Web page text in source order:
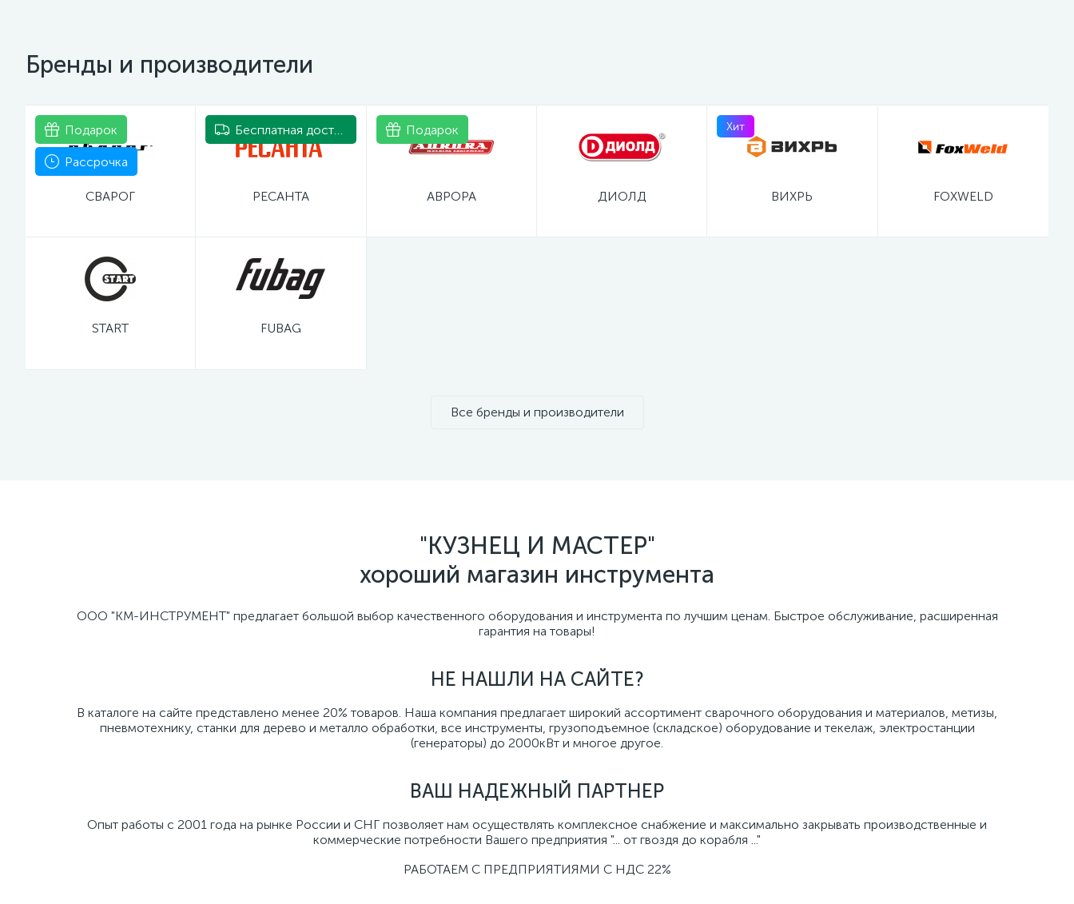
Бренды и производители
Подарок
Рассрочка
СВАРОГ
Бесплатная доставка
РЕСАНТА
Подарок
АВРОРА ДИОЛД
Хит
ВИХРЬ FOXWELD
START FUBAG
Все бренды и производители
"КУЗНЕЦ И МАСТЕР"
хороший магазин инструмента
ООО "КМ-ИНСТРУМЕНТ" предлагает большой выбор качественного оборудования и инструмента по лучшим ценам. Быстрое обслуживание, расширенная
гарантия на товары!
НЕ НАШЛИ НА САЙТЕ?
В каталоге на сайте представлено менее 20% товаров. Наша компания предлагает широкий ассортимент сварочного оборудования и материалов, метизы,
пневмотехнику, станки для дерево и металло обработки, все инструменты, грузоподъемное (складское) оборудование и текелаж, электростанции
(генераторы) до 2000кВт и многое другое.
ВАШ НАДЕЖНЫЙ ПАРТНЕР
Опыт работы с 2001 года на рынке России и СНГ позволяет нам осуществлять комплексное снабжение и максимально закрывать производственные и
коммерческие потребности Вашего предприятия "... от гвоздя до корабля ..."
РАБОТАЕМ С ПРЕДПРИЯТИЯМИ С НДС 22%